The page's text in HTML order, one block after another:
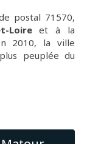
postal 71570,
Loireet à la
2010, la ville
peuplée du